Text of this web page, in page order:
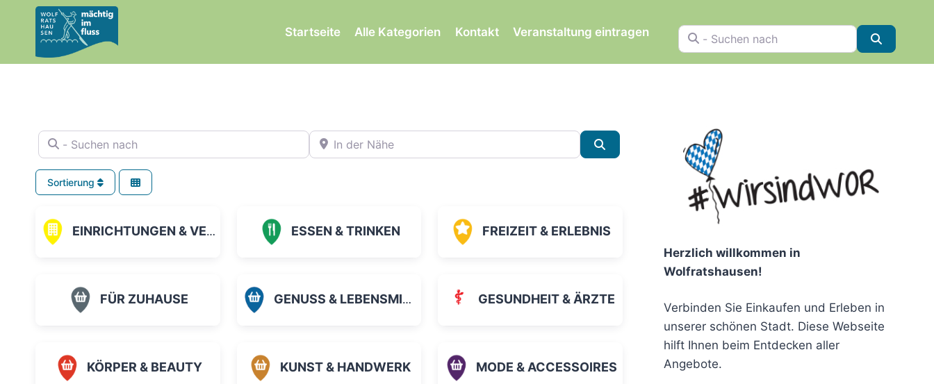
springen
Startseite Alle Kategorien Kontakt Veranstaltung eintragen - Suchen nach
- Suchen nach In der Nähe
Sortierung
EINRICHTUNGEN & VEREINE ESSEN & TRINKEN FREIZEIT & ERLEBNIS
FÜR ZUHAUSE GENUSS & LEBENSMITTEL GESUNDHEIT & ÄRZTE
KÖRPER & BEAUTY KUNST & HANDWERK MODE & ACCESSOIRES
Herzlich willkommen in
Wolfratshausen!
Verbinden Sie Einkaufen und Erleben in
unserer schönen Stadt. Diese Webseite
hilft Ihnen beim Entdecken aller
Angebote.